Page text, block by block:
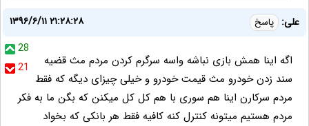
علی: پاسخ
۱۳۹۶/۶/۱۱ ۲۱:۲۸:۲۸
28
21
اگه اینا همش بازی نباشه واسه سرگرم کردن مردم مث قضیه
سند زدن خودرو مث قیمت خودرو و خیلی چیزای دیگه که فقط
مردم سرکارن اینا هم سوری با هم کل کل میکنن که بگن ما به فکر
مردم هستیم میتونه کنترل کنه کافیه فقط هر بانکی که بخواد